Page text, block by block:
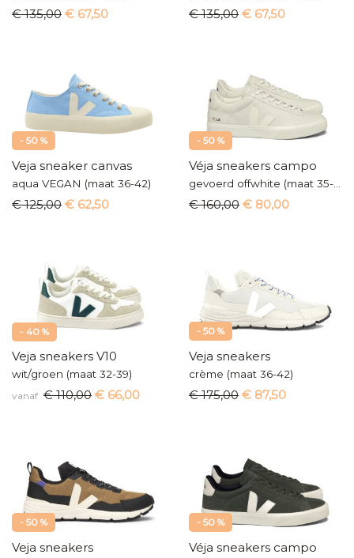
€ 135,00 € 67,50 € 135,00 € 67,50
- 50 %
Veja sneaker canvas
aqua VEGAN (maat 36-42)
€ 125,00 € 62,50
- 50 %
Véja sneakers campo
€ 160,00 € 80,00
- 40 %
Veja sneakers V10
wit/groen (maat 32-39)
vanaf € 110,00 € 66,00
- 50 %
Veja sneakers
crème (maat 36-42)
€ 175,00 € 87,50
- 50 %
Veja sneakers
- 50 %
Véja sneakers campo